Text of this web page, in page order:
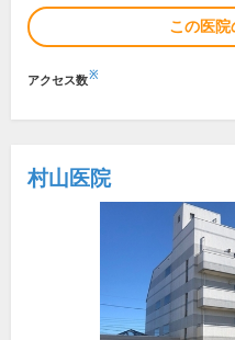
この医院
アクセス数※
村山医院